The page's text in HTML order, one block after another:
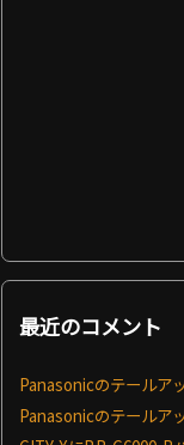
最近のコメント
Panasonicのテールア
Panasonicのテールア